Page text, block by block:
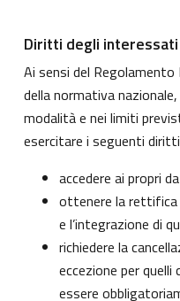
Diritti degli interessati
Ai sensi del
della normativa
modalità e nei limiti
esercitare i seguenti
accedere ai propri
ottenere la rettifica
e l’integrazione di
richiedere la
eccezione per
essere